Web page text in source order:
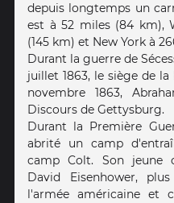
depuis longtemps un
est à 52 miles (84 km),
(145 km) et New York à
Durant la guerre de
juillet 1863, le siège de
novembre 1863,
Discours de Gettysburg.
Durant la Première
abrité un camp
camp Colt. Son jeune
David Eisenhower,
l'armée américaine et